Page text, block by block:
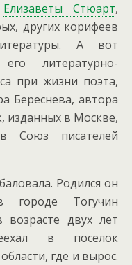
Елизаветы Стюарт,
других корифеев
А вот
литературно-
при жизни поэта,
Береснева, автора
изданных в Москве,
Союз писателей
Родился он
Тогучин
возрасте двух лет
в поселок
где и вырос.